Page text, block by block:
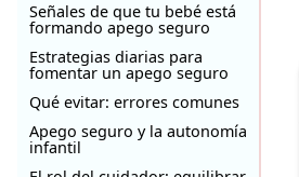
Señales de que tu bebé está
formando apego seguro
Estrategias diarias para
fomentar un apego seguro
Qué evitar: errores comunes
Apego seguro y la autonomía
infantil